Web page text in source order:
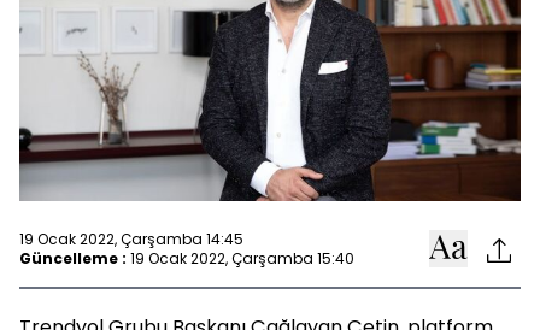
19 Ocak 2022, Çarşamba 14:45
Güncelleme : 19 Ocak 2022, Çarşamba 15:40